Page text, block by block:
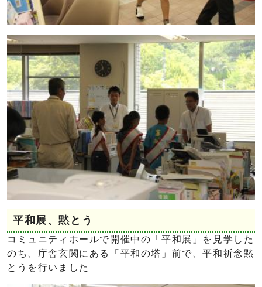
平和展、黙とう
コミュニティホールで開催中の「平和展」を見学した
のち、庁舎玄関にある「平和の塔」前で、平和祈念黙
とうを行いました